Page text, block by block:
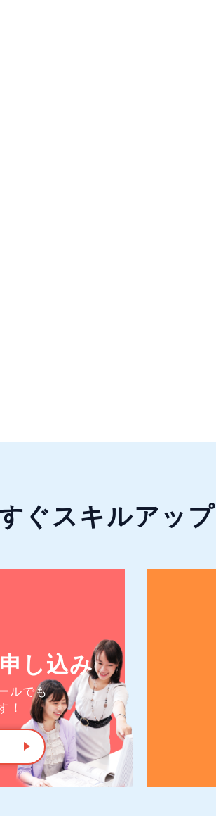
ぐスキルアップ
し込み
ルでも
！